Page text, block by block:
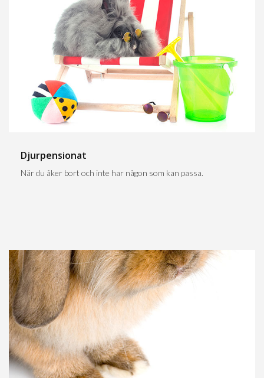
Djurpensionat
När du åker bort och inte har någon som kan passa.